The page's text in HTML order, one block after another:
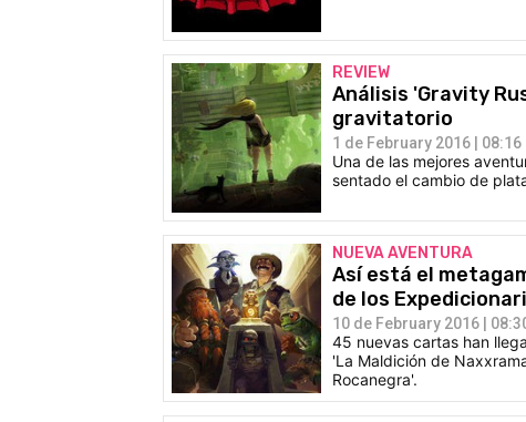
REVIEW
Análisis 'Gravity
gravitatorio
1 de February 2016 | 08:16
Una de las mejores
sentado el cambio de
NUEVA AVENTURA
Así está el
de los
10 de February 2016 |
45 nuevas cartas han
'La Maldición de
Rocanegra'.